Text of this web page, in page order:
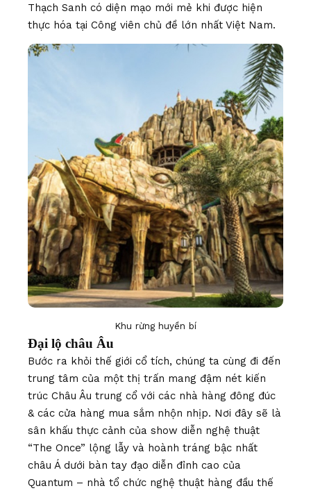
Thạch Sanh có diện mạo mới mẻ khi được hiện
thực hóa tại Công viên chủ đề lớn nhất Việt Nam.
Khu rừng huyền bí
Đại lộ châu Âu
Bước ra khỏi thế giới cổ tích, chúng ta cùng đi đến
trung tâm của một thị trấn mang đậm nét kiến
trúc Châu Âu trung cổ với các nhà hàng đông đúc
& các cửa hàng mua sắm nhộn nhịp. Nơi đây sẽ là
sân khấu thực cảnh của show diễn nghệ thuật
“The Once” lộng lẫy và hoành tráng bậc nhất
châu Á dưới bàn tay đạo diễn đỉnh cao của
Quantum – nhà tổ chức nghệ thuật hàng đầu thế